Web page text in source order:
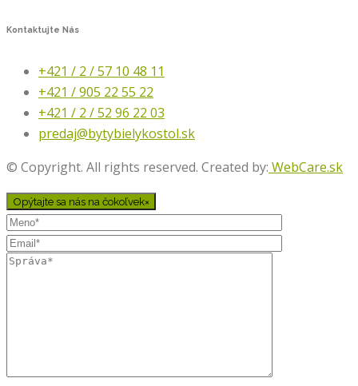
Kontaktujte Nás
+421 / 2 / 57 10 48 11
+421 / 905 22 55 22
+421 / 2 / 52 96 22 03
predaj@bytybielykostol.sk
© Copyright. All rights reserved. Created by: WebCare.sk
Opýtajte sa nás na čokoľvek×